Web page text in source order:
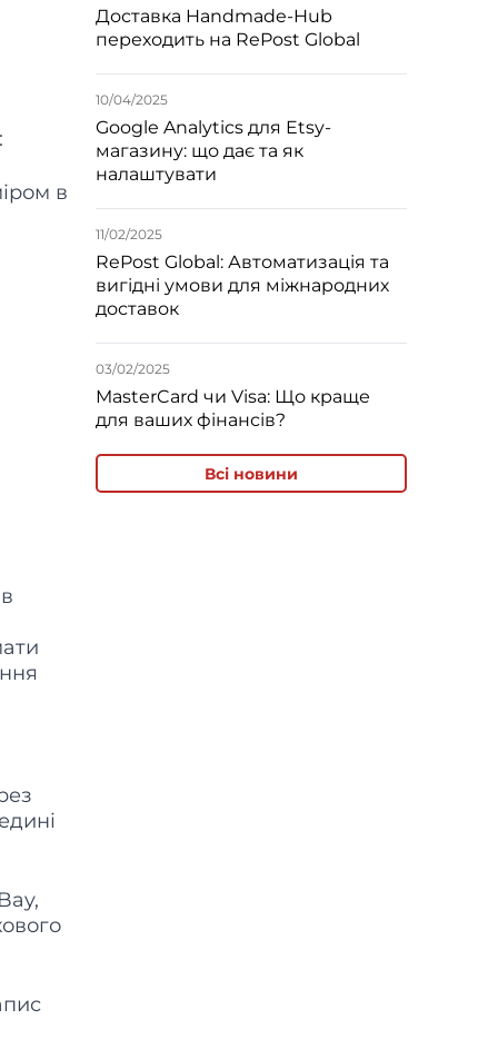
в
Доставка Handmade-Hub
переходить на RePost Global
10/04/2025
Google Analytics для Etsy-
магазину: що дає та як
налаштувати
11/02/2025
RePost Global: Автоматизація та
вигідні умови для міжнародних
доставок
03/02/2025
MasterCard чи Visa: Що краще
для ваших фінансів?
Всі новини